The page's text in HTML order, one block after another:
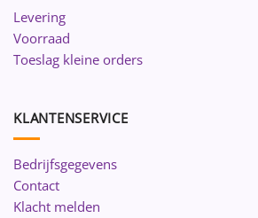
Levering
Voorraad
Toeslag kleine orders
KLANTENSERVICE
Bedrijfsgegevens
Contact
Klacht melden